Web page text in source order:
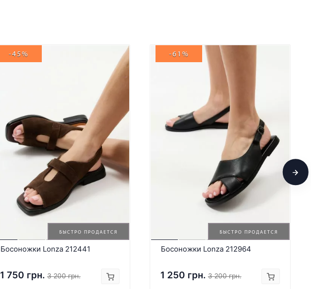
БЫСТРО ПРОДАЕТСЯ
-45%
Босоножки Lonza 212441
1 750 грн. 3 200 грн.
БЫСТРО ПРОДАЕТСЯ
-61%
Босоножки Lonza 212964
1 250 грн. 3 200 грн.